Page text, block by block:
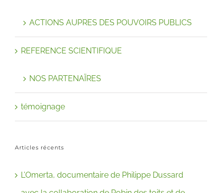
ACTIONS AUPRES DES POUVOIRS PUBLICS
REFERENCE SCIENTIFIQUE
NOS PARTENAÏRES
témoignage
Articles récents
L’Omerta, documentaire de Philippe Dussard